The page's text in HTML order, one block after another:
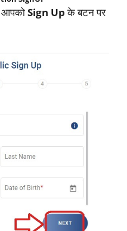
आपकोSign Upके बटन पर